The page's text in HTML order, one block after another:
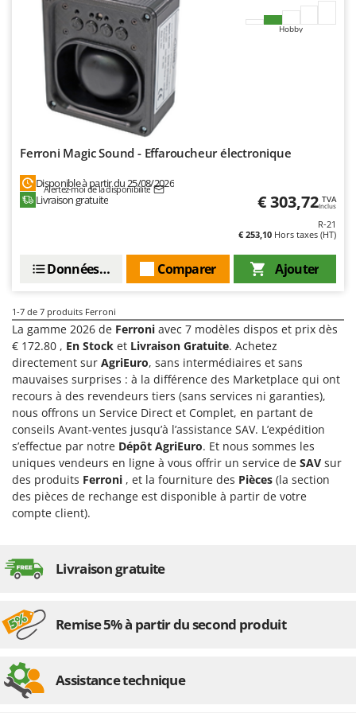
Tondeuses autoportées
Tondeuses débroussailleuses thermiques
Trancheuses
Trancheuses de sol
Transpalettes
Treuils de débardage
Tronçonneuses
V
Vêtements de Sécurité
Lampacrescia - MGM
Landxcape
LAR Casalinghi
Lavor
Linea VZ
Lotusgrill
M
M.A.I.BO.
Makita
Marcato
Marina Systems
Master
Mastercook
Masterpro
McCulloch
MCH
Michelin
Mille
More than chef
MOVA
MTD
Hobby
Ferroni Magic Sound - Effaroucheur électronique
Disponible à partir du 25/08/2026
Alertez-moi de la disponibilité
Livraison gratuite € 303,72 TVA
Inclus
R-21
€ 253,10 Hors taxes (HT)
Ajouter
Comparer
Données techniques
1-7 de 7 produits Ferroni
La gamme 2026 de Ferroni avec 7 modèles dispos et prix dès
€ 172.80 , En Stock et Livraison Gratuite. Achetez
directement sur AgriEuro, sans intermédiaires et sans
mauvaises surprises : à la différence des Marketplace qui ont
recours à des revendeurs tiers (sans services ni garanties),
nous offrons un Service Direct et Complet, en partant de
conseils Avant-ventes jusqu’à l’assistance SAV. L’expédition
s’effectue par notre Dépôt AgriEuro. Et nous sommes les
uniques vendeurs en ligne à vous offrir un service de SAV sur
des produits Ferroni , et la fourniture des Pièces (la section
des pièces de rechange est disponible à partir de votre
compte client).
Livraison gratuite
Remise 5% à partir du second produit
Assistance technique